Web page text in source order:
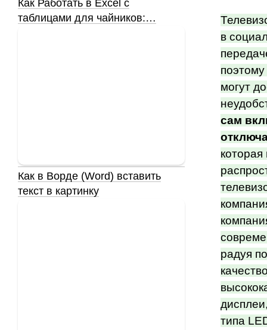
в
могут
сам
которая
радуя
типа
Как Работать в Excel с
таблицами для чайников:…
Как в Ворде (Word) вставить
текст в картинку